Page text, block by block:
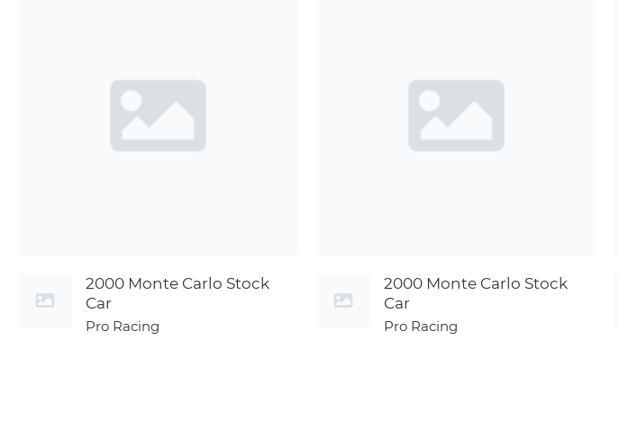
2000 Monte Carlo Stock
Car
Pro Racing
2000 Monte Carlo Stock
Car
Pro Racing